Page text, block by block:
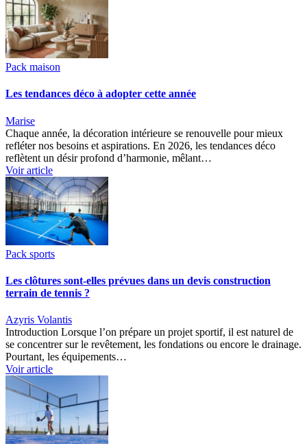
Pack maison
Les tendances déco à adopter cette année
Marise
Chaque année, la décoration intérieure se renouvelle pour mieux
refléter nos besoins et aspirations. En 2026, les tendances déco
reflètent un désir profond d’harmonie, mêlant…
Voir article
Pack sports
Les clôtures sont-elles prévues dans un devis construction
terrain de tennis ?
Azyris Volantis
Introduction Lorsque l’on prépare un projet sportif, il est naturel de
se concentrer sur le revêtement, les fondations ou encore le drainage.
Pourtant, les équipements…
Voir article